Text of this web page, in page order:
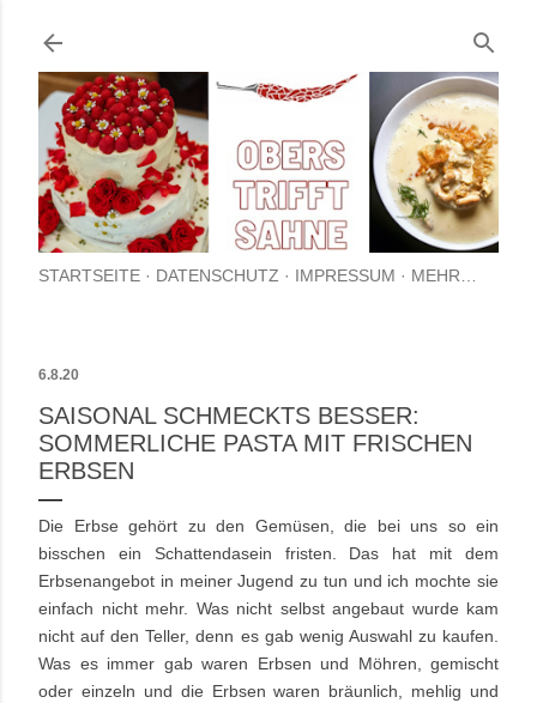
STARTSEITE DATENSCHUTZ IMPRESSUM MEHR…
6.8.20
SAISONAL SCHMECKTS BESSER:
SOMMERLICHE PASTA MIT FRISCHEN
ERBSEN
Die Erbse gehört zu den Gemüsen, die bei uns so ein
bisschen ein Schattendasein fristen. Das hat mit dem
Erbsenangebot in meiner Jugend zu tun und ich mochte sie
einfach nicht mehr. Was nicht selbst angebaut wurde kam
nicht auf den Teller, denn es gab wenig Auswahl zu kaufen.
Was es immer gab waren Erbsen und Möhren, gemischt
oder einzeln und die Erbsen waren bräunlich, mehlig und